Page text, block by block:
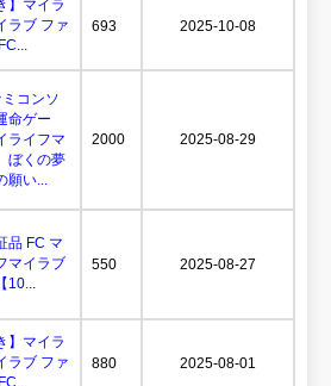
】マイラ
ラブ ファ
693 2025-10-08
コンソ
命ゲー
イフマ
くの夢
願い...
2000 2025-08-29
品 FC マ
マイラブ
10...
550 2025-08-27
】マイラ
ラブ ファ
880 2025-08-01